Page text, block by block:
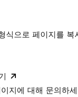
식으로 페이지를 복
지에 대해 문의하